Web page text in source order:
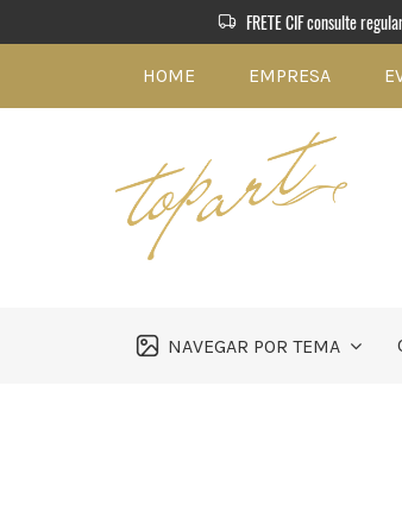
FRETE CIF consulte
HOME EMPRESA
NAVEGAR POR TEMA